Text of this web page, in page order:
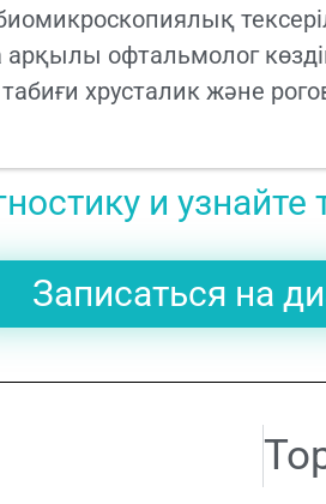
офтальмолог
хрусталик және
и узнайте
Записаться на